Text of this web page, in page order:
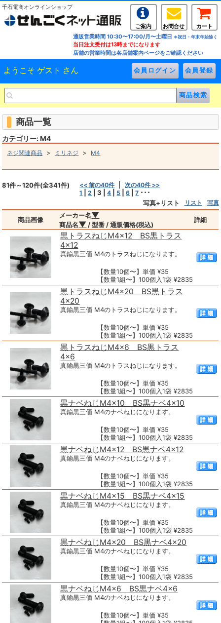
千石電商オンラインショップ
ご案内 お問合せ
カート
通販営業時間 10:30〜17:00/月〜土曜日 ※祝日・年末年始除く
当日注文受付は13時までになります
店舗の営業時間は各店舗案内ページをご確認ください
ようこそ ゲスト さん
商品一覧
カテゴリー: M4
ネジ関連商品 > ミリネジ > M4
81件～120件(全341件) << 前の40件
次の40件 >>
1
|2 |3 |4 5 |6 |7 ･･･
写真+リスト
リスト 写真
商品画像
メーカー名▼
商品名▼ / 型番 / 通販価格(税込)
詳細
黒トラスねじM4×12 BS黒トラス
4×12
真鍮黒三価 M4のトラスねじになります。
【数量10個〜】単価 ¥35
【数量1組〜】100個入1袋 ¥2835
黒トラスねじM4×20 BS黒トラス
4×20
真鍮黒三価 M4のトラスねじになります。
【数量10個〜】単価 ¥35
【数量1組〜】100個入1袋 ¥2835
黒トラスねじM4×6 BS黒トラス
4×6
真鍮黒三価 M4のトラスねじになります。
【数量10個〜】単価 ¥35
【数量1組〜】100個入1袋 ¥2835
黒ナベねじM4×10 BS黒ナベ4×10
真鍮黒三価 M4のナベねじになります。
【数量10個〜】単価 ¥35
【数量1組〜】100個入1袋 ¥2835
黒ナベねじM4×12 BS黒ナベ4×12
真鍮黒三価 M4のナベねじになります。
【数量10個〜】単価 ¥35
【数量1組〜】100個入1袋 ¥2835
黒ナベねじM4×15 BS黒ナベ4×15
真鍮黒三価 M4のナベねじになります。
【数量10個〜】単価 ¥35
【数量1組〜】100個入1袋 ¥2835
黒ナベねじM4×20 BS黒ナベ4×20
真鍮黒三価 M4のナベねじになります。
【数量10個〜】単価 ¥35
【数量1組〜】100個入1袋 ¥2835
黒ナベねじM4×6 BS黒ナベ4×6
真鍮黒三価 M4のナベねじになります。
【数量10個〜】単価 ¥35